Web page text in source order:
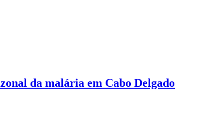
da malária em Cabo Delgado